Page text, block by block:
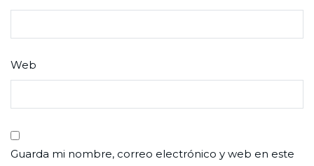
Web
Guarda mi nombre, correo electrónico y web en este